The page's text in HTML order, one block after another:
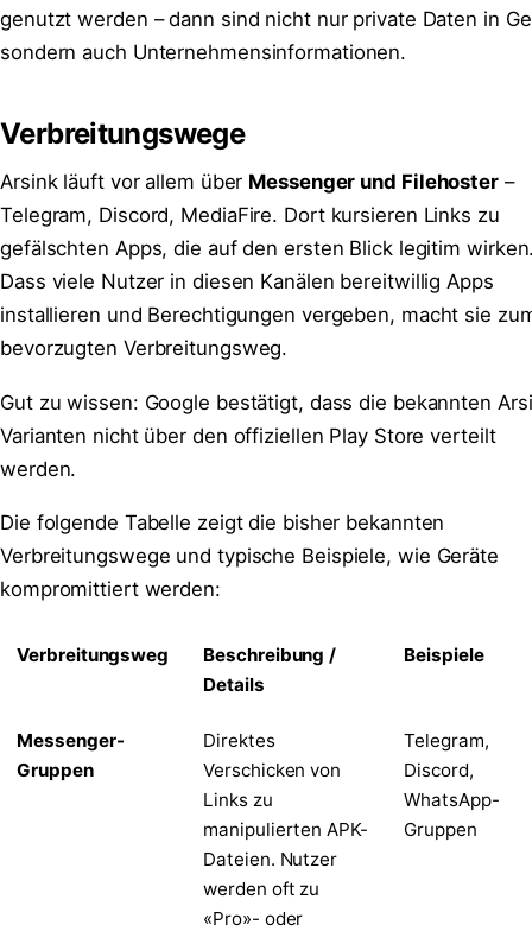
genutzt werden – dann sind nicht nur private Daten in
sondern auch Unternehmensinformationen.
Verbreitungswege
Arsink läuft vor allem über Messenger und Filehoster–
Telegram, Discord, MediaFire. Dort kursieren Links zu
gefälschten Apps, die auf den ersten Blick legitim
Dass viele Nutzer in diesen Kanälen bereitwillig Apps
installieren und Berechtigungen vergeben, macht sie
bevorzugten Verbreitungsweg.
Gut zu wissen: Google bestätigt, dass die bekannten
Varianten nicht über den offiziellen Play Store verteilt
werden.
Die folgende Tabelle zeigt die bisher bekannten
Verbreitungswege und typische Beispiele, wie Geräte
kompromittiert werden:
Verbreitungsweg
Beschreibung /
Details
Beispiele
Messenger-
Gruppen
Direktes
Verschicken von
Links zu
manipulierten APK-
Dateien. Nutzer
werden oft zu
«Pro»- oder
Telegram,
Discord,
WhatsApp-
Gruppen